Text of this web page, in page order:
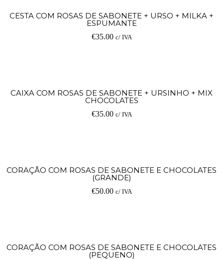
CESTA COM ROSAS DE SABONETE + URSO + MILKA +
ESPUMANTE
€35.00 c/ IVA
CAIXA COM ROSAS DE SABONETE + URSINHO + MIX
CHOCOLATES
€35.00 c/ IVA
CORAÇÃO COM ROSAS DE SABONETE E CHOCOLATES
(GRANDE)
€50.00 c/ IVA
CORAÇÃO COM ROSAS DE SABONETE E CHOCOLATES
(PEQUENO)